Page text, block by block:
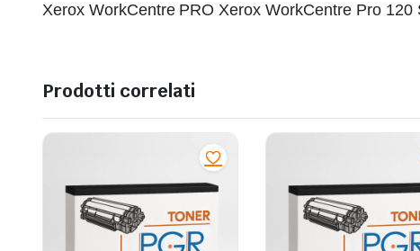
Xerox WorkCentre PRO Xerox WorkCentre Pro
Prodotti correlati